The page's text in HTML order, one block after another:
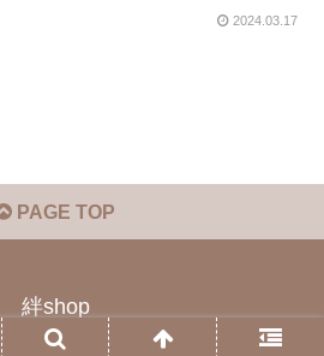
2024.03.17
PAGE TOP
絆shop
© 2023 絆shop.